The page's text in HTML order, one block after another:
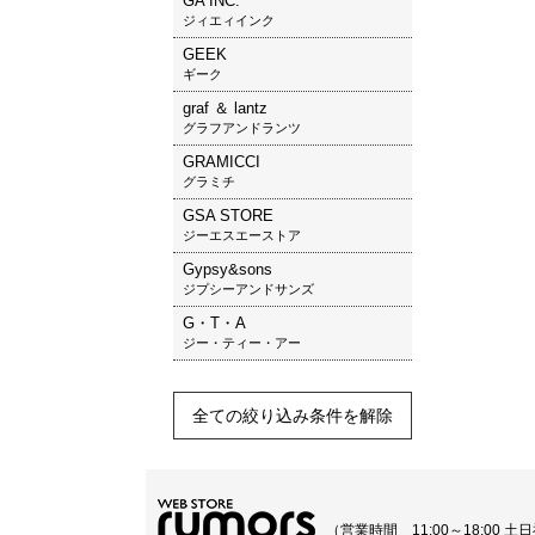
ジィエィインク
GEEK
ギーク
graf ＆ lantz
グラフアンドランツ
GRAMICCI
グラミチ
GSA STORE
ジーエスエーストア
Gypsy&sons
ジプシーアンドサンズ
G・T・A
ジー・ティー・アー
全ての絞り込み条件を解除
（営業時間 11:00～18:00 土